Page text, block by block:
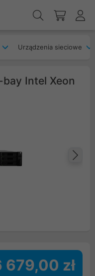
Urządzenia sieciowe
Intel Xeon
679,00 zł